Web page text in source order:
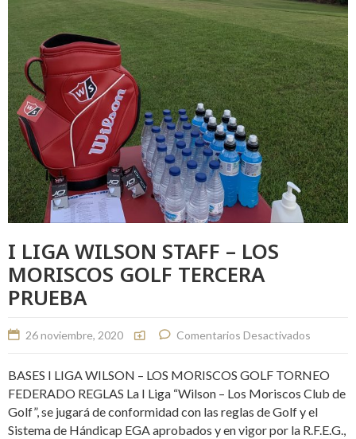
I LIGA WILSON STAFF – LOS
MORISCOS GOLF TERCERA
PRUEBA
26 noviembre, 2020 Comentarios Desactivados
BASES I LIGA WILSON – LOS MORISCOS GOLF TORNEO
FEDERADO REGLAS La I Liga “Wilson – Los Moriscos Club de
Golf”, se jugará de conformidad con las reglas de Golf y el
Sistema de Hándicap EGA aprobados y en vigor por la R.F.E.G.,